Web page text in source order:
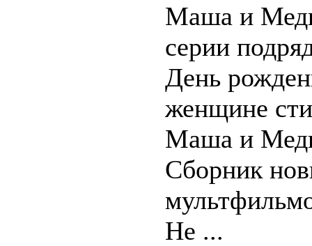
Маша и
серии
День
женщине
Маша и
Сборник
Не ...